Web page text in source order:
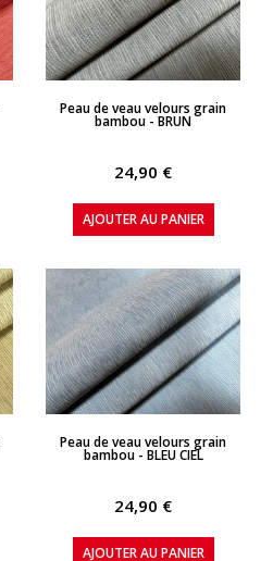
APERÇU RAPIDE
Peau de veau velours grain
bambou - BRUN
24,90 €
AJOUTER AU PANIER
APERÇU RAPIDE
Peau de veau velours grain
bambou - BLEU CIEL
24,90 €
AJOUTER AU PANIER